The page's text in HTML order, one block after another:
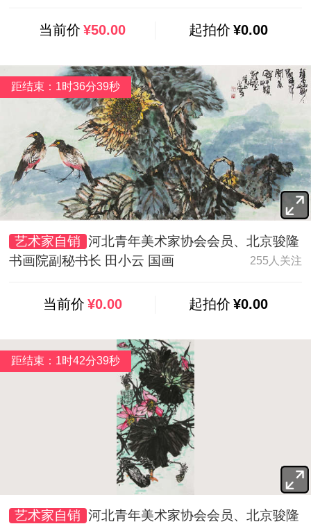
当前价 ¥50.00 起拍价 ¥0.00
艺术家自销 河北青年美术家协会会员、北京骏隆
书画院副秘书长 田小云 国画
255人关注
当前价 ¥0.00 起拍价 ¥0.00
距结束：1时36分37秒
艺术家自销 河北青年美术家协会会员、北京骏隆
距结束：1时42分37秒